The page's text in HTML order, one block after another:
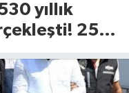
yıllık
25